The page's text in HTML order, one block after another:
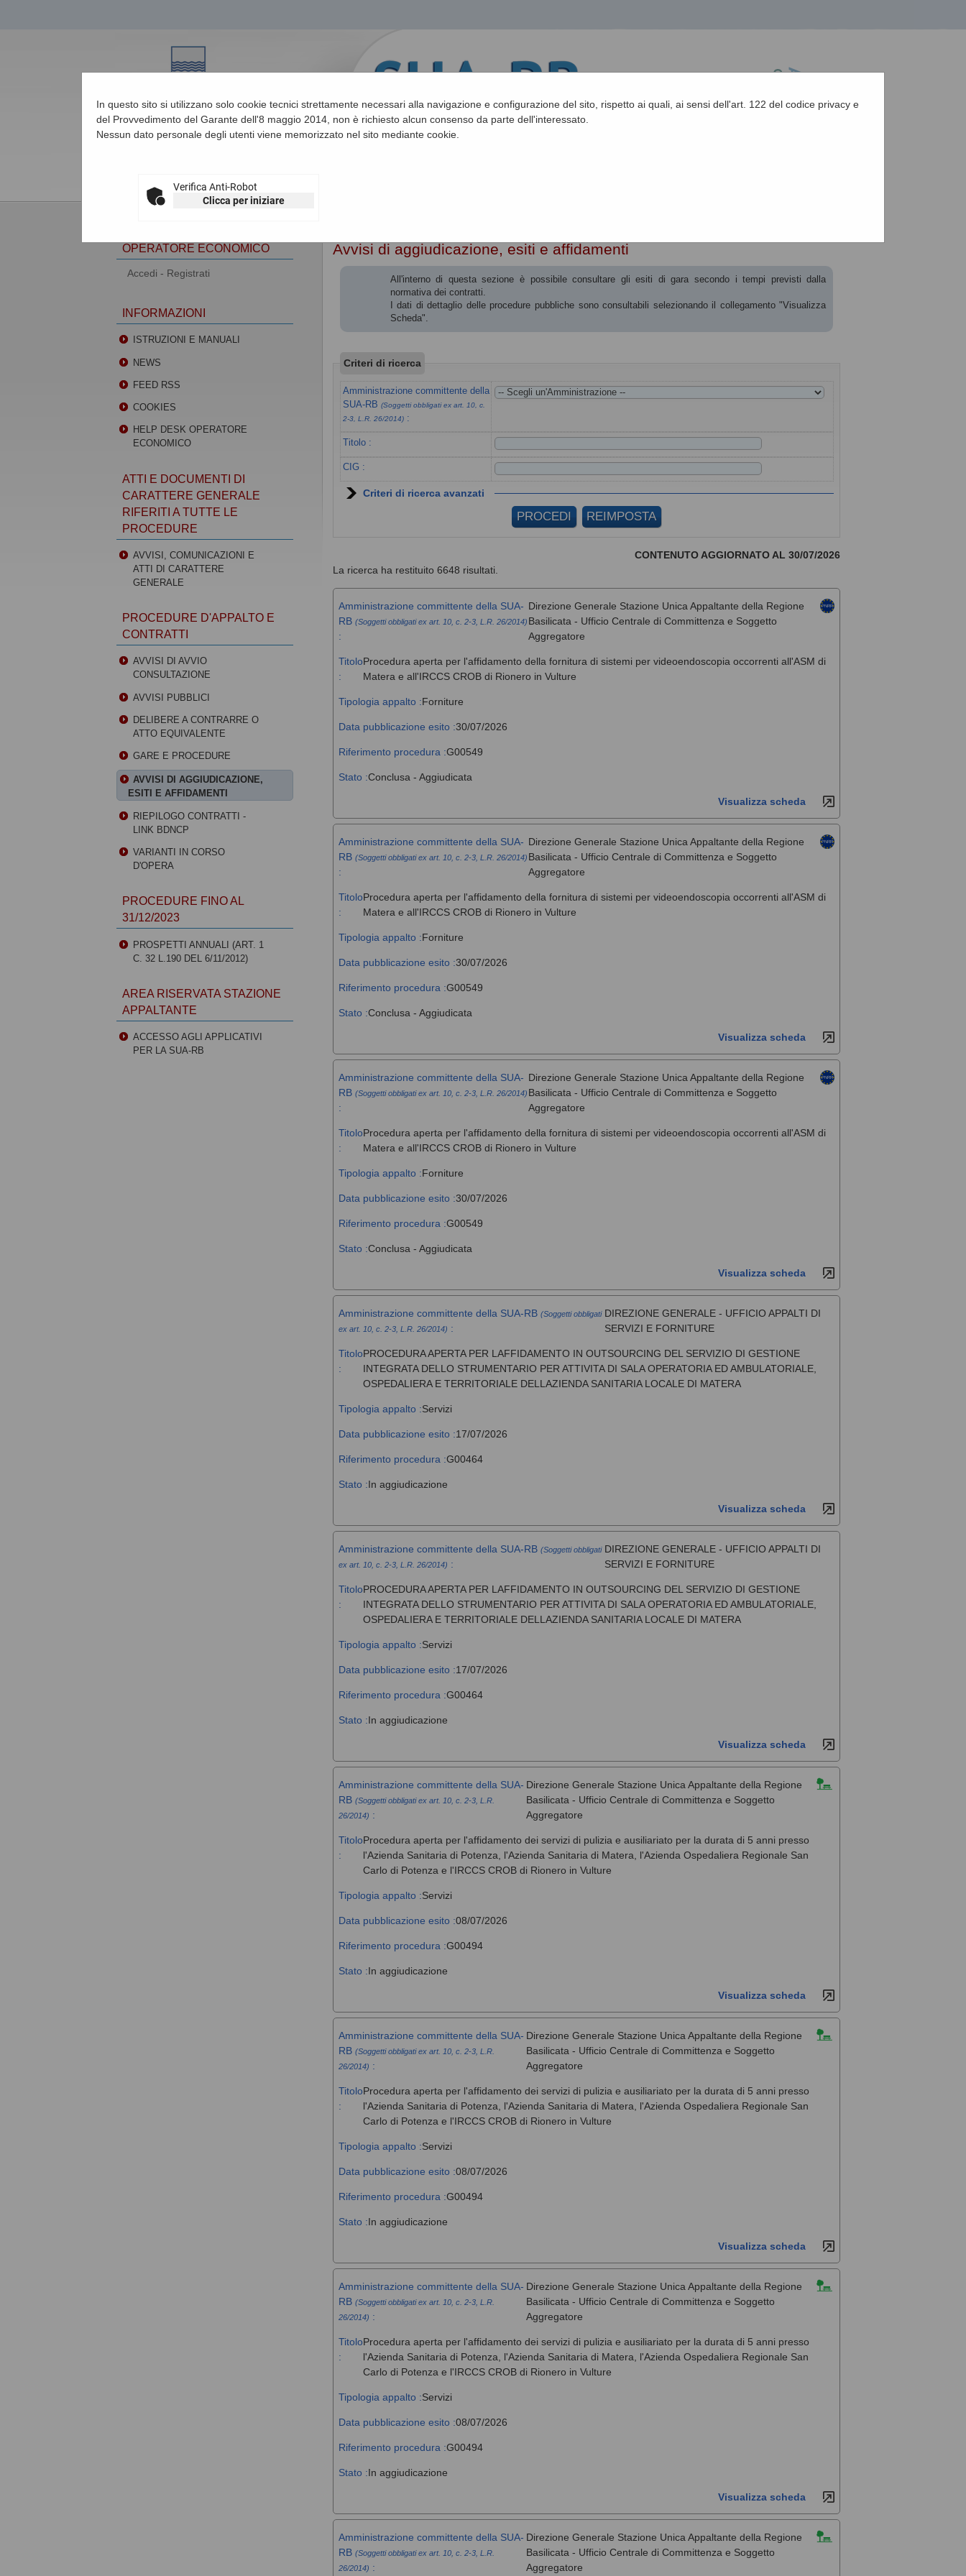
In questo sito si utilizzano solo cookie tecnici strettamente necessari alla navigazione e configurazione del sito, rispetto ai quali, ai sensi dell'art. 122 del codice privacy e
del Provvedimento del Garante dell'8 maggio 2014, non è richiesto alcun consenso da parte dell'interessato.
Nessun dato personale degli utenti viene memorizzato nel sito mediante cookie.
Verifica Anti-Robot
Clicca per iniziare
Avvisi di aggiudicazione, esiti e affidamenti
All'interno di questa sezione è possibile consultare gli esiti di gara secondo i tempi previsti dalla
normativa dei contratti.
I dati di dettaglio delle procedure pubbliche sono consultabili selezionando il collegamento "Visualizza
Scheda".
Criteri di ricerca
Amministrazione committente della
SUA-RB(Soggetti obbligati ex art. 10, c.
2-3, L.R. 26/2014) :
Titolo :
CIG :
Criteri di ricerca avanzati
CONTENUTO AGGIORNATO AL 30/07/2026
La ricerca ha restituito 6648 risultati.
Amministrazione committente della SUA-
RB (Soggetti obbligati ex art. 10, c. 2-3, L.R. 26/2014)
:
Direzione Generale Stazione Unica Appaltante della Regione
Basilicata - Ufficio Centrale di Committenza e Soggetto
Aggregatore
Titolo
:
Procedura aperta per l'affidamento della fornitura di sistemi per videoendoscopia occorrenti all'ASM di
Matera e all'IRCCS CROB di Rionero in Vulture
Tipologia appalto :Forniture
Data pubblicazione esito :30/07/2026
Riferimento procedura :G00549
Stato :Conclusa - Aggiudicata
Visualizza scheda
Amministrazione committente della SUA-
RB (Soggetti obbligati ex art. 10, c. 2-3, L.R. 26/2014)
:
Direzione Generale Stazione Unica Appaltante della Regione
Basilicata - Ufficio Centrale di Committenza e Soggetto
Aggregatore
Titolo
:
Procedura aperta per l'affidamento della fornitura di sistemi per videoendoscopia occorrenti all'ASM di
Matera e all'IRCCS CROB di Rionero in Vulture
Tipologia appalto :Forniture
Data pubblicazione esito :30/07/2026
Riferimento procedura :G00549
Stato :Conclusa - Aggiudicata
Visualizza scheda
Amministrazione committente della SUA-
RB (Soggetti obbligati ex art. 10, c. 2-3, L.R. 26/2014)
:
Direzione Generale Stazione Unica Appaltante della Regione
Basilicata - Ufficio Centrale di Committenza e Soggetto
Aggregatore
Titolo
:
Procedura aperta per l'affidamento della fornitura di sistemi per videoendoscopia occorrenti all'ASM di
Matera e all'IRCCS CROB di Rionero in Vulture
Tipologia appalto :Forniture
Data pubblicazione esito :30/07/2026
Riferimento procedura :G00549
Stato :Conclusa - Aggiudicata
Visualizza scheda
Amministrazione committente della SUA-RB (Soggetti obbligati
ex art. 10, c. 2-3, L.R. 26/2014) :
DIREZIONE GENERALE - UFFICIO APPALTI DI
SERVIZI E FORNITURE
Titolo
:
PROCEDURA APERTA PER LAFFIDAMENTO IN OUTSOURCING DEL SERVIZIO DI GESTIONE
INTEGRATA DELLO STRUMENTARIO PER ATTIVITA DI SALA OPERATORIA ED AMBULATORIALE,
OSPEDALIERA E TERRITORIALE DELLAZIENDA SANITARIA LOCALE DI MATERA
Tipologia appalto :Servizi
Data pubblicazione esito :17/07/2026
Riferimento procedura :G00464
Stato :In aggiudicazione
Visualizza scheda
Amministrazione committente della SUA-RB (Soggetti obbligati
ex art. 10, c. 2-3, L.R. 26/2014) :
DIREZIONE GENERALE - UFFICIO APPALTI DI
SERVIZI E FORNITURE
Titolo
:
PROCEDURA APERTA PER LAFFIDAMENTO IN OUTSOURCING DEL SERVIZIO DI GESTIONE
INTEGRATA DELLO STRUMENTARIO PER ATTIVITA DI SALA OPERATORIA ED AMBULATORIALE,
OSPEDALIERA E TERRITORIALE DELLAZIENDA SANITARIA LOCALE DI MATERA
Tipologia appalto :Servizi
Data pubblicazione esito :17/07/2026
Riferimento procedura :G00464
Stato :In aggiudicazione
Visualizza scheda
Amministrazione committente della SUA-
RB (Soggetti obbligati ex art. 10, c. 2-3, L.R.
26/2014) :
Direzione Generale Stazione Unica Appaltante della Regione
Basilicata - Ufficio Centrale di Committenza e Soggetto
Aggregatore
Titolo
:
Procedura aperta per l'affidamento dei servizi di pulizia e ausiliariato per la durata di 5 anni presso
l'Azienda Sanitaria di Potenza, l'Azienda Sanitaria di Matera, l'Azienda Ospedaliera Regionale San
Carlo di Potenza e l'IRCCS CROB di Rionero in Vulture
Tipologia appalto :Servizi
Data pubblicazione esito :08/07/2026
Riferimento procedura :G00494
Stato :In aggiudicazione
Visualizza scheda
Amministrazione committente della SUA-
RB (Soggetti obbligati ex art. 10, c. 2-3, L.R.
26/2014) :
Direzione Generale Stazione Unica Appaltante della Regione
Basilicata - Ufficio Centrale di Committenza e Soggetto
Aggregatore
Titolo
:
Procedura aperta per l'affidamento dei servizi di pulizia e ausiliariato per la durata di 5 anni presso
l'Azienda Sanitaria di Potenza, l'Azienda Sanitaria di Matera, l'Azienda Ospedaliera Regionale San
Carlo di Potenza e l'IRCCS CROB di Rionero in Vulture
Tipologia appalto :Servizi
Data pubblicazione esito :08/07/2026
Riferimento procedura :G00494
Stato :In aggiudicazione
Visualizza scheda
Amministrazione committente della SUA-
RB (Soggetti obbligati ex art. 10, c. 2-3, L.R.
26/2014) :
Direzione Generale Stazione Unica Appaltante della Regione
Basilicata - Ufficio Centrale di Committenza e Soggetto
Aggregatore
Titolo
:
Procedura aperta per l'affidamento dei servizi di pulizia e ausiliariato per la durata di 5 anni presso
l'Azienda Sanitaria di Potenza, l'Azienda Sanitaria di Matera, l'Azienda Ospedaliera Regionale San
Carlo di Potenza e l'IRCCS CROB di Rionero in Vulture
Tipologia appalto :Servizi
Data pubblicazione esito :08/07/2026
Riferimento procedura :G00494
Stato :In aggiudicazione
Visualizza scheda
Amministrazione committente della SUA-
RB (Soggetti obbligati ex art. 10, c. 2-3, L.R.
26/2014) :
Direzione Generale Stazione Unica Appaltante della Regione
Basilicata - Ufficio Centrale di Committenza e Soggetto
Aggregatore
OPERATORE ECONOMICO
Accedi - Registrati
INFORMAZIONI
ISTRUZIONI E MANUALI
NEWS
FEED RSS
COOKIES
HELP DESK OPERATORE
ECONOMICO
ATTI E DOCUMENTI DI
CARATTERE GENERALE
RIFERITI A TUTTE LE
PROCEDURE
AVVISI, COMUNICAZIONI E
ATTI DI CARATTERE
GENERALE
PROCEDURE D'APPALTO E
CONTRATTI
AVVISI DI AVVIO
CONSULTAZIONE
AVVISI PUBBLICI
DELIBERE A CONTRARRE O
ATTO EQUIVALENTE
GARE E PROCEDURE
AVVISI DI AGGIUDICAZIONE,
ESITI E AFFIDAMENTI
RIEPILOGO CONTRATTI -
LINK BDNCP
VARIANTI IN CORSO
D'OPERA
PROCEDURE FINO AL
31/12/2023
PROSPETTI ANNUALI (ART. 1
C. 32 L.190 DEL 6/11/2012)
AREA RISERVATA STAZIONE
APPALTANTE
ACCESSO AGLI APPLICATIVI
PER LA SUA-RB